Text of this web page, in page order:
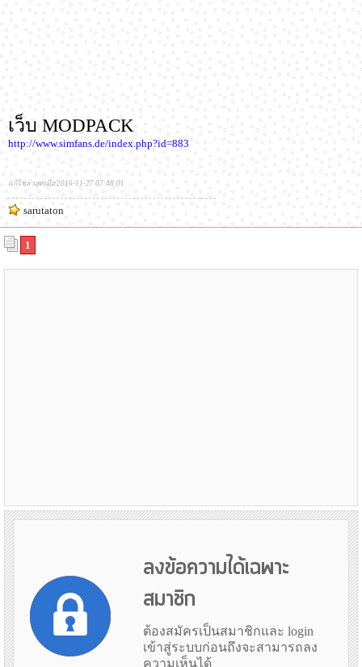
เว็บ MODPACK
http://www.simfans.de/index.php?id=883
แก้ไขล่าสุดเมื่อ 2016-11-27 07:48:01
sarutaton
1
ลงข้อความได้เฉพาะ
สมาชิก
ต้องสมัครเป็นสมาชิกและ login
เข้าสู่ระบบก่อนถึงจะสามารถลง
ความเห็นได้